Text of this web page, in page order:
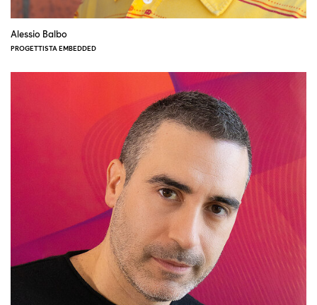
Alessio Balbo
PROGETTISTA EMBEDDED